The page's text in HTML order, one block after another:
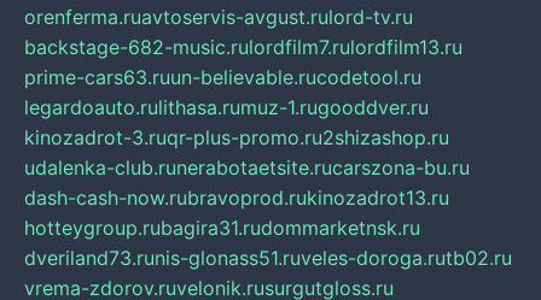
orenferma.ruavtoservis-avgust.rulord-tv.ru
backstage-682-music.rulordfilm7.rulordfilm13.ru
prime-cars63.ruun-believable.rucodetool.ru
legardoauto.rulithasa.rumuz-1.rugooddver.ru
kinozadrot-3.ruqr-plus-promo.ru2shizashop.ru
udalenka-club.runerabotaetsite.rucarszona-bu.ru
dash-cash-now.rubravoprod.rukinozadrot13.ru
hotteygroup.rubagira31.rudommarketnsk.ru
dveriland73.runis-glonass51.ruveles-doroga.rutb02.ru
vrema-zdorov.ruvelonik.rusurgutgloss.ru